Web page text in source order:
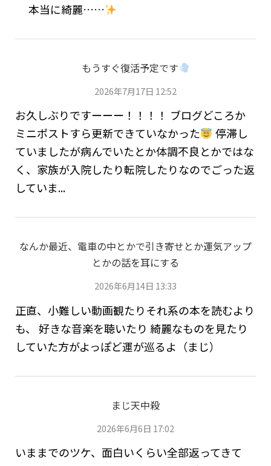
本当に綺麗……
もうすぐ復活予定です
2026年7月17日 12:52
お久しぶりですーーー！！！！ ブログどころか
ミニポストすら更新できていなかった
停滞し
ていましたが病んでいたとか体調不良とかではな
く、家族が入院したり転院したりなのでごった返
していま...
なんか最近、電車の中とかで引き寄せとか運気アップ
とかの話を耳にする
2026年6月14日 13:33
正直、小難しい動画観たりそれ系の本を読むより
も、 好きな音楽を聴いたり 綺麗なものを見たり
していた方がよっぽど運が巡るよ（まじ）
まじ天中殺
2026年6月6日 17:02
いままでのツケ、面白いくらい全部返ってきて